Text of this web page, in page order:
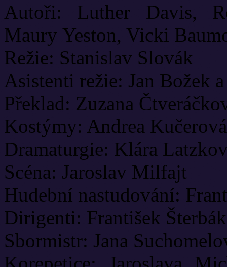
Autoři: Luther Davis,
Maury Yeston, Vicki
Režie: Stanislav Slovák
Asistenti režie: Jan Božek
Překlad: Zuzana
Kostýmy: Andrea
Dramaturgie: Klára
Scéna: Jaroslav Milfajt
Hudební nastudování:
Dirigenti: František
Sbormistr: Jana